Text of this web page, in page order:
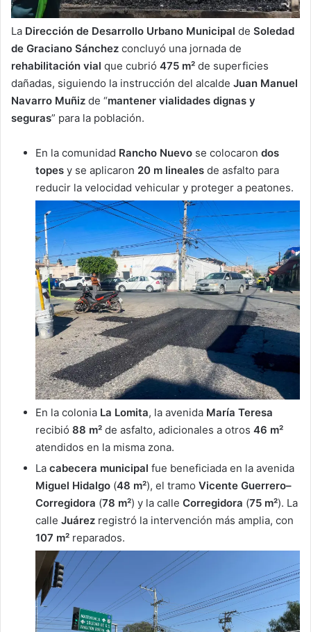
La Dirección de Desarrollo Urbano Municipal de Soledad
de Graciano Sánchez concluyó una jornada de
rehabilitación vial que cubrió 475 m² de superficies
dañadas, siguiendo la instrucción del alcalde Juan Manuel
Navarro Muñiz de “mantener vialidades dignas y
seguras” para la población.
En la comunidad Rancho Nuevo se colocaron dos
topes y se aplicaron 20 m lineales de asfalto para
reducir la velocidad vehicular y proteger a peatones.
En la colonia La Lomita, la avenida María Teresa
recibió 88 m² de asfalto, adicionales a otros 46 m²
atendidos en la misma zona.
La cabecera municipal fue beneficiada en la avenida
Miguel Hidalgo (48 m²), el tramo Vicente Guerrero–
Corregidora (78 m²) y la calle Corregidora (75 m²). La
calle Juárez registró la intervención más amplia, con
107 m² reparados.